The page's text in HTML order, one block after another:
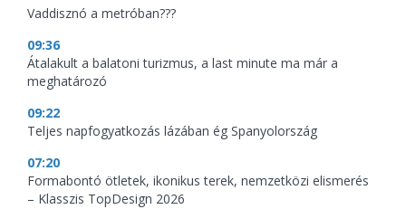
Vaddisznó a metróban???
09:36
Átalakult a balatoni turizmus, a last minute ma már a
meghatározó
09:22
Teljes napfogyatkozás lázában ég Spanyolország
07:20
Formabontó ötletek, ikonikus terek, nemzetközi elismerés
– Klasszis TopDesign 2026